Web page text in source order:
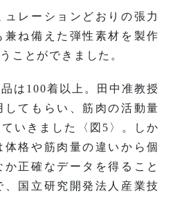
ュレーションどおりの張力
兼ね備えた弾性素材を製作
ことができました。
は100着以上。田中准教授
てもらい、筋肉の活動量
いきました〈図5〉。しか
体格や筋肉量の違いから個
正確なデータを得ること
、国立研究開発法人産業技